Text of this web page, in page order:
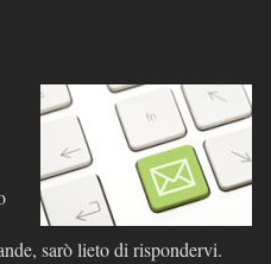
sarò lieto di rispondervi.